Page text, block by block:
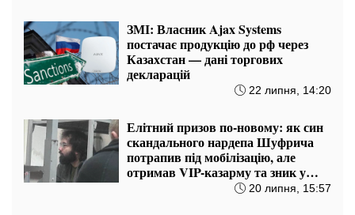
ЗМІ: Власник Ajax Systems
постачає продукцію до рф через
Казахстан — дані торгових
декларацій
22 липня, 14:20
Елітний призов по-новому: як син
скандального нардепа Шуфрича
потрапив під мобілізацію, але
отримав VIP-казарму та зник у
загадковій відпустці 20 липня, 15:57